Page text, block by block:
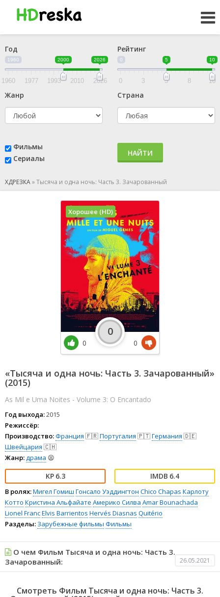
Год
1960 2000 2026
1960 1977 1993 2010 2026
Рейтинг
0 5 10
0 3 5 8 10
Жанр Страна
Фильмы
Сериалы
НАЙТИ
ХДРЕЗКА»Тысяча и одна ночь: Часть 3. Зачарованный
«Тысяча и одна ночь: Часть 3. Зачарованный»
(2015)
As Mil e Uma Noites - Volume 3: O Encantado
Год выхода:2015
Режиссёр:
Производство:Франция 🇫🇷Португалия 🇵🇹Германия 🇩🇪
Швейцария 🇨🇭
Жанр:драма 😫
6.3 6.4
В ролях:Мигел Гомиш Гонсало Уэддингтон Chico Chapas Карлоту
Котто Кристина Альфайате Америко Силва Amar Bounachada
Lionel FrancElvis Barrientos Hervés Diasnas Quitério
Разделы: Зарубежные фильмы Фильмы
Хорошее (HD)
0
0
0
О чем Фильм Тысяча и одна ночь: Часть 3.
Зачарованный:
26.05.2021
Смотреть Фильм Тысяча и одна ночь: Часть 3.